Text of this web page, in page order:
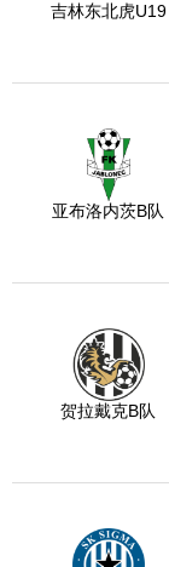
吉林东北虎U19
亚布洛内茨B队
贺拉戴克B队